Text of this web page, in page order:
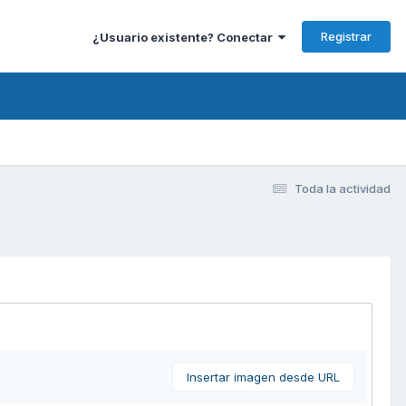
¿Usuario existente? Conectar Registrar
Toda la actividad
Insertar imagen desde URL